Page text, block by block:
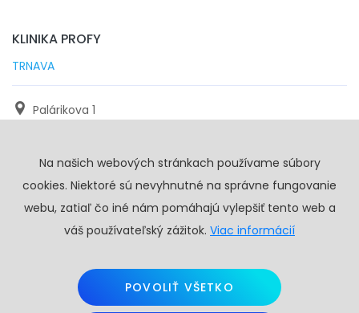
KLINIKA PROFY
TRNAVA
Palárikova 1
+421 905 117 923
info@profy.sk
Na našich webových stránkach používame súbory
cookies. Niektoré sú nevyhnutné na správne fungovanie
webu, zatiaľ čo iné nám pomáhajú vylepšiť tento web a
váš používateľský zážitok. Viac informácií
POVOLIŤ VŠETKO